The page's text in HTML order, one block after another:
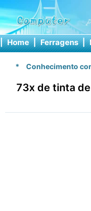
| Home | Ferragens |
* Conhecimento
73x de tinta